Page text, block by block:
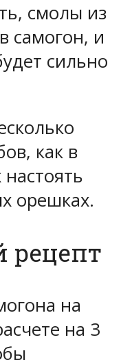
смолы из
самогон, и
сильно
как в
орешках.
рецепт
на
на 3